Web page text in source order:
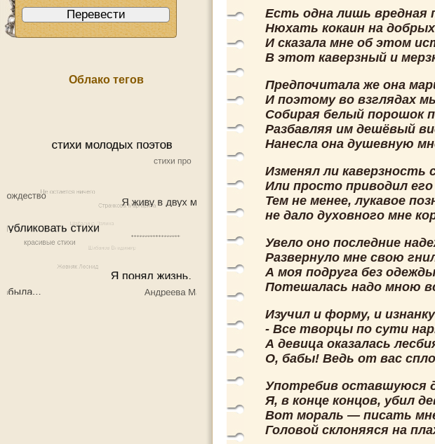
Облако тегов
Есть одна лишь вредная
Нюхать кокаин на
И сказала мне об этом
В этот каверзный и
Предпочитала же она
И поэтому во взглядах
Собирая белый порошок
Разбавляя им дешёвый
Нанесла она душевную
Изменял ли каверзность
Или просто приводил
Тем не менее, лукавое
не дало духовного мне
Увело оно последние
Развернуло мне свою
А моя подруга без одежды
Потешалась надо мною
Изучил и форму, и
- Все творцы по сути
А девица оказалась
О, бабы! Ведь от вас
Употребив оставшуюся
Я, в конце концов, убил
Вот мораль — писать
Головой склоняяся на